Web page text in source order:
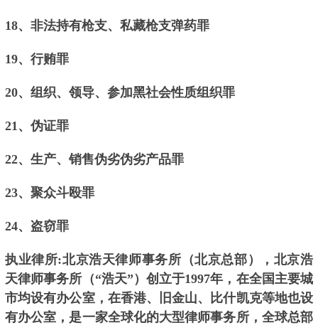
18、非法持有枪支、私藏枪支弹药罪
19、行贿罪
20、组织、领导、参加黑社会性质组织罪
21、伪证罪
22、生产、销售伪劣伪劣产品罪
23、聚众斗殴罪
24、盗窃罪
执业律所:北京浩天律师事务所（北京总部），北京浩
天律师事务所（“浩天”）创立于1997年，在全国主要城
市均设有办公室，在香港、旧金山、比什凯克等地也设
有办公室，是一家全球化的大型律师事务所，全球总部